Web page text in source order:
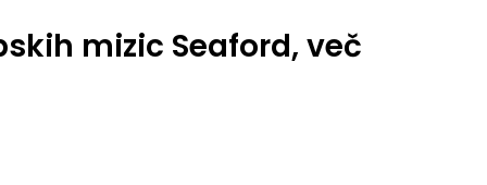
mizic Seaford, več